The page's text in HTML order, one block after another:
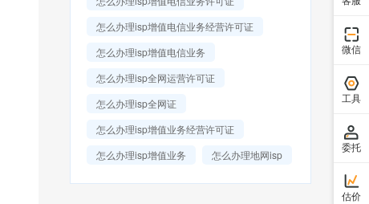
怎么办理isp增值电信业务经营许可证
怎么办理isp增值电信业务
怎么办理isp全网运营许可证
怎么办理isp全网证
怎么办理isp增值业务经营许可证
怎么办理isp增值业务
怎么办理地网isp
微信
工具
委托
估价